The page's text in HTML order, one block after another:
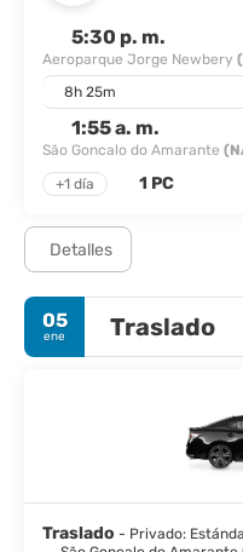
5:30 p. m.
Aeroparque Jorge Newbery
8h 25m
1:55 a. m.
São Goncalo do Amarante
+1 día
1 PC
Detalles
05
ene Traslado
Traslado - Privado: